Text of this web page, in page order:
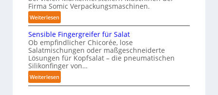
A
s
g
n
v
o
n
y
l
c
h
e
I
Firma Somic Verpackungsmaschinen.
Weiterlesen:
M
a
g
a
z
i
n
Sensible Fingergreifer für Salat
Ob empfindlicher Chicorée, lose
Salatmischungen oder maßgeschneiderte
Lösungen für Kopfsalat – die pneumatischen
Silikonfinger von…
Weiterlesen:
S